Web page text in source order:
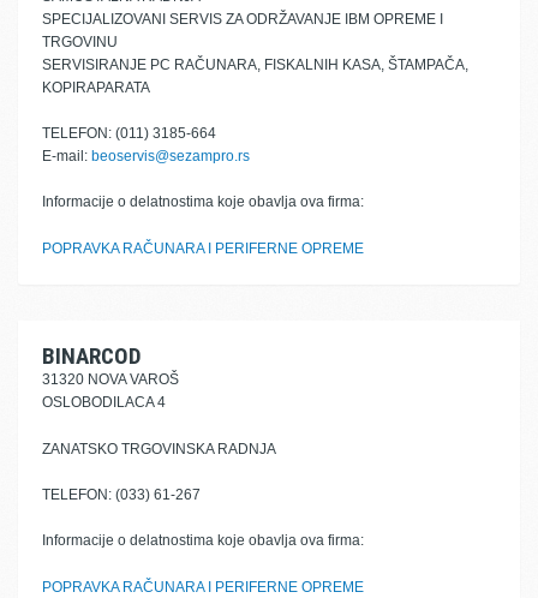
SPECIJALIZOVANI SERVIS ZA ODRŽAVANJE IBM OPREME I
TRGOVINU
SERVISIRANJE PC RAČUNARA, FISKALNIH KASA, ŠTAMPAČA,
KOPIRAPARATA
TELEFON: (011) 3185-664
E-mail: beoservis@sezampro.rs
Informacije o delatnostima koje obavlja ova firma:
POPRAVKA RAČUNARA I PERIFERNE OPREME
BINARCOD
31320 NOVA VAROŠ
OSLOBODILACA 4
ZANATSKO TRGOVINSKA RADNJA
TELEFON: (033) 61-267
Informacije o delatnostima koje obavlja ova firma:
POPRAVKA RAČUNARA I PERIFERNE OPREME